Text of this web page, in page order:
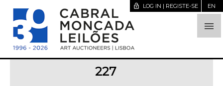

lock_open LOG IN | REGISTE-SE EN
227